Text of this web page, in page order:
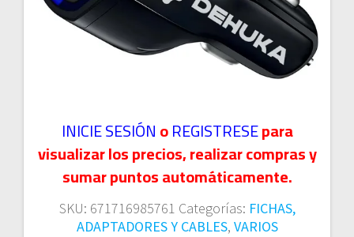
INICIE SESIÓNoREGISTRESEpara
visualizar los precios, realizar compras y
sumar puntos automáticamente.
SKU: 671716985761 Categorías: FICHAS,
ADAPTADORES Y CABLES, VARIOS